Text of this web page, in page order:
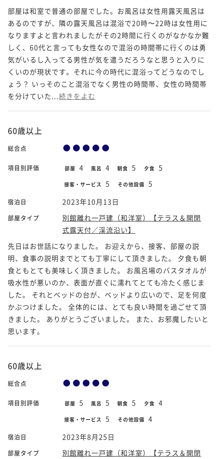
部屋は和室で普通の部屋でした。お風呂は女性用露天風呂は
あるのですが、隣の露天風呂は混浴で20時〜22時は女性用に
なりますよと言われましたがその2時間に行くのがなかなか難
しく、60代と言っても女性なので混浴の時間帯に行くのは勇
気がいるし入ってる男性が気を遣うだろうなと思うと入りに
くいのが現状です。それに今の時代に混浴ってどうなのでし
ょう？ いっそのこと混浴でなく男性の時間帯、女性の時間帯
を分けていた... 続きをよむ
60歳以上
総合点
項目別評価 部屋 4 風呂 4 朝食 5 夕食 5
接客・サービス 5 その他設備 5
宿泊日 2023年10月13日
部屋タイプ
別館離れ一戸建（和洋室）【テラス＆開閉
式露天付／渓流沿い】
先日はお世話になりました。 お迎えから、接客、部屋の説
明、食事の説明までとても丁寧にして頂きました。 夕食も朝
食ともとても美味しく頂きました。 お風呂場のバスタオルが
吸水性が悪いのか、表面が直ぐに濡れてとても冷たく感じま
した。 それとベッドの台が、ベッドより広いので、足を何度
かぶつけました。 全体的には、とても良い時間を過ごせて頂
きました。 ありがとうございました。 また、お邪魔したいと
思います。
60歳以上
総合点
項目別評価 部屋 5 風呂 5 朝食 5 夕食 4
接客・サービス 5 その他設備 4
宿泊日 2023年8月25日
部屋タイプ
別館離れ一戸建（和洋室）【テラス＆開閉